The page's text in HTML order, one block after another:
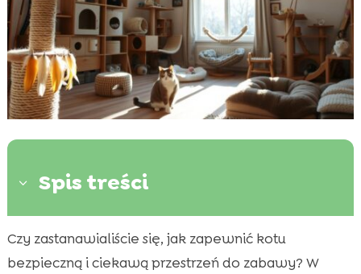
3 Spis treści
 Wprowadzenie do tworzenia bezpiecznych
miejsc do zabawy dla kota
Czy zastanawialiście się, jak zapewnić kotu
bezpieczną i ciekawą przestrzeń do zabawy? W